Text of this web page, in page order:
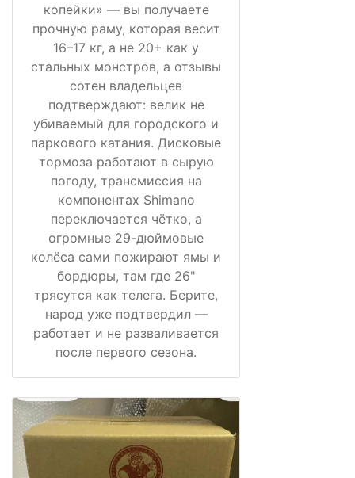
копейки» — вы получаете
прочную раму, которая весит
16–17 кг, а не 20+ как у
стальных монстров, а отзывы
сотен владельцев
подтверждают: велик не
убиваемый для городского и
паркового катания. Дисковые
тормоза работают в сырую
погоду, трансмиссия на
компонентах Shimano
переключается чётко, а
огромные 29-дюймовые
колёса сами пожирают ямы и
бордюры, там где 26"
трясутся как телега. Берите,
народ уже подтвердил —
работает и не разваливается
после первого сезона.